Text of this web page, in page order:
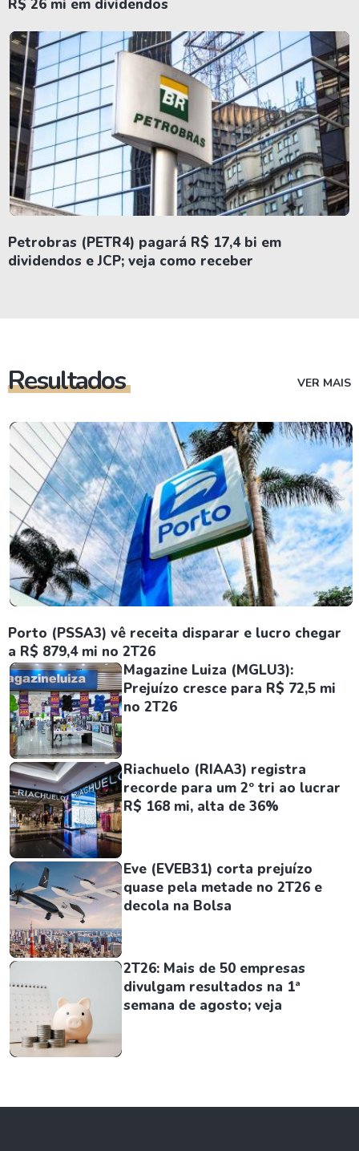
R$ 26 mi em dividendos
Petrobras (PETR4) pagará R$ 17,4 bi em
dividendos e JCP; veja como receber
Resultados VER MAIS
Porto (PSSA3) vê receita disparar e lucro chegar
a R$ 879,4 mi no 2T26
Magazine Luiza (MGLU3):
Prejuízo cresce para R$ 72,5 mi
no 2T26
Riachuelo (RIAA3) registra
recorde para um 2º tri ao lucrar
R$ 168 mi, alta de 36%
Eve (EVEB31) corta prejuízo
quase pela metade no 2T26 e
decola na Bolsa
2T26: Mais de 50 empresas
divulgam resultados na 1ª
semana de agosto; veja